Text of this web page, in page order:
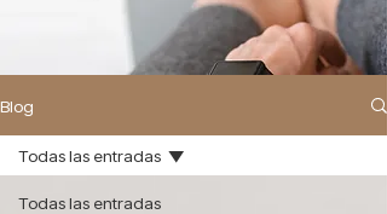
Blog
Todas las entradas
Todas las entradas